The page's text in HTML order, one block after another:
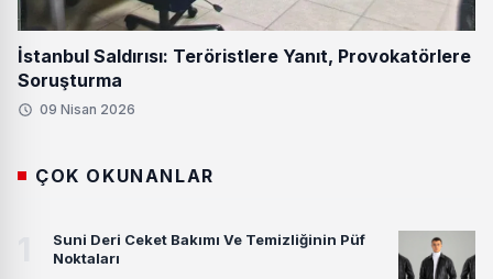
İstanbul Saldırısı: Teröristlere Yanıt, Provokatörlere
Soruşturma
09 Nisan 2026
ÇOK OKUNANLAR
Suni Deri Ceket Bakımı Ve Temizliğinin Püf
Noktaları